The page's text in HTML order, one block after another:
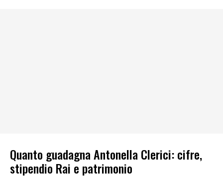
Quanto guadagna Antonella Clerici: cifre,
stipendio Rai e patrimonio